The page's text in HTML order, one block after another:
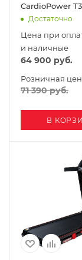
CardioPower
Достаточно
Цена при
и наличные
64 900 руб.
Розничная
71 390руб.
В